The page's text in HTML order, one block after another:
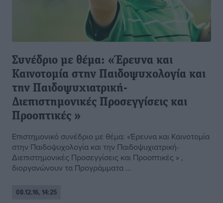
Συνέδριο με θέμα: «Έρευνα και
Καινοτομία στην Παιδοψυχολογία και
την Παιδοψυχιατρική-
Διεπιστημονικές Προσεγγίσεις και
Προοπτικές »
Επιστημονικό συνέδριο με θέμα: «Έρευνα και Καινοτομία
στην Παιδοψυχολογία και την Παιδοψυχιατρική-
Διεπιστημονικές Προσεγγίσεις και Προοπτικές » ,
διοργανώνουν τα Προγράμματα ...
08.12.16, 14:25